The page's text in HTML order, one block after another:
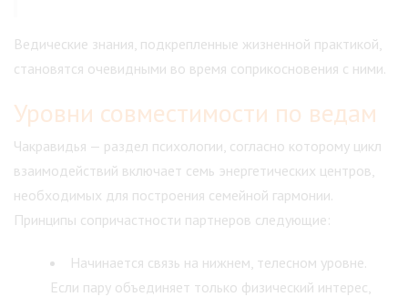
Ведические знания, подкрепленные жизненной практикой,
становятся очевидными во время соприкосновения с ними.
Уровни совместимости по ведам
Чакравидья — раздел психологии, согласно которому цикл
взаимодействий включает семь энергетических центров,
необходимых для построения семейной гармонии.
Принципы сопричастности партнеров следующие:
Начинается связь на нижнем, телесном уровне.
Если пару объединяет только физический интерес,